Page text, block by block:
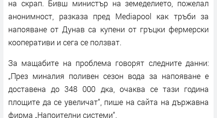
на скрап. Бивш министър на земеделието, пожелал
анонимност, разказа пред Mediapool как тръби за
напояване от Дунав са купени от гръцки фермерски
кооперативи и сега се ползват.
За мащабите на проблема говорят следните данни:
„През миналия поливен сезон вода за напояване е
доставена до 348 000 дка, очаква се тази година
площите да се увеличат“, пише на сайта на държавна
фирма „Напоителни системи“.